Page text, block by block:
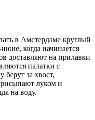
в Амстердаме круглый
когда начинается
доставляют на прилавки
палатки с
берут за хвост,
луком и
на воду.